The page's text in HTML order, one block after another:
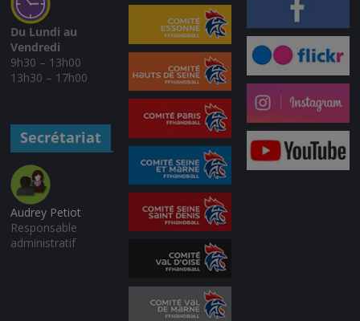
Du Lundi au
Vendredi
9h30 – 13h00
13h30 – 17h00
Secrétariat
Audrey Petiot
Responsable
administratif